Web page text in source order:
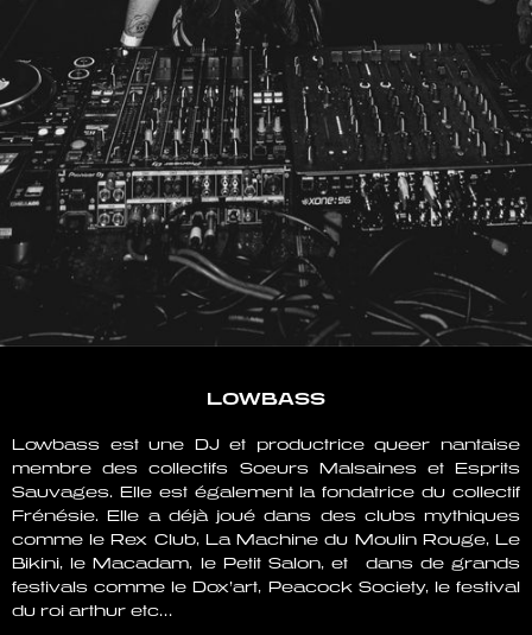
LOWBASS
Lowbass est une DJ et productrice queer nantaise
membre des collectifs Soeurs Malsaines et Esprits
Sauvages. Elle est également la fondatrice du collectif
Frénésie. Elle a déjà joué dans des clubs mythiques
comme le Rex Club, La Machine du Moulin Rouge, Le
Bikini, le Macadam, le Petit Salon, et dans de grands
festivals comme le Dox’art, Peacock Society, le festival
du roi arthur etc…